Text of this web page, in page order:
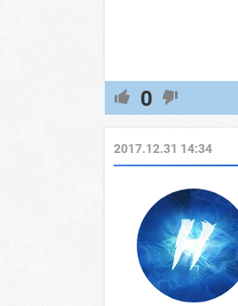
0
2017.12.31 14:34